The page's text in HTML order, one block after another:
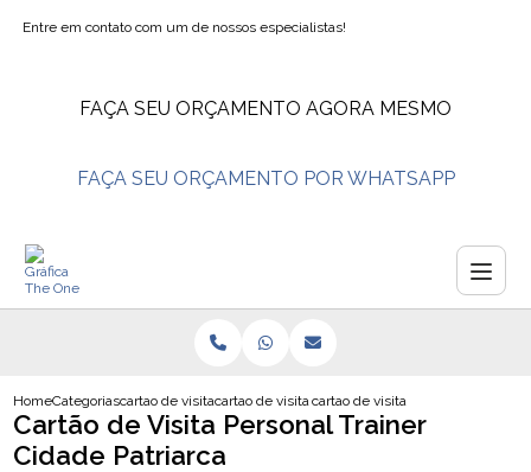
Entre em contato com um de nossos especialistas!
FAÇA SEU ORÇAMENTO AGORA MESMO
FAÇA SEU ORÇAMENTO POR WHATSAPP
HomeCategoriascartao de visitacartao de visita graficacartao de visita personal trainer
Cartão de Visita Personal Trainer
Cidade Patriarca